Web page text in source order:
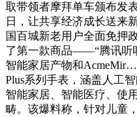
取带领者摩拜单车颁布发
日，让共享经济成长送来
国百城新老用户全面免押
了第一款商品——“腾讯听
智能家居产物和
Plus系列手表，涵盖人工
智能家居、智能医疗、使
畴。该爆料称，针对儿童